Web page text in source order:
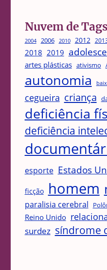
Nuvem de Tags
2004 2006 2010 2012
2018 2019
artes plásticas ativismo
autonomia
cegueira criança
deficiência
deficiência
esporte Estados
ficção homem
paralisia cerebral
Reino Unido
surdez síndrome